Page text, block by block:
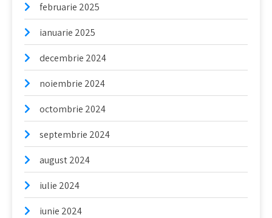
februarie 2025
ianuarie 2025
decembrie 2024
noiembrie 2024
octombrie 2024
septembrie 2024
august 2024
iulie 2024
iunie 2024